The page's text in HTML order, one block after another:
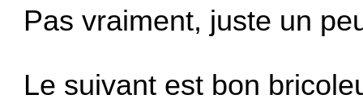
Pas vraiment, juste un
Le suivant est bon